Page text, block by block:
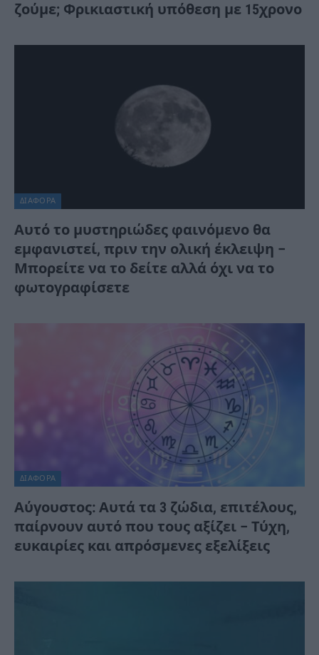
ζούμε; Φρικιαστική υπόθεση με 15χρονο
ΔΙΆΦΟΡΑ
Αυτό το μυστηριώδες φαινόμενο θα
εμφανιστεί, πριν την ολική έκλειψη –
Μπορείτε να το δείτε αλλά όχι να το
φωτογραφίσετε
ΔΙΆΦΟΡΑ
Αύγουστος: Αυτά τα 3 ζώδια, επιτέλους,
παίρνουν αυτό που τους αξίζει – Τύχη,
ευκαιρίες και απρόσμενες εξελίξεις